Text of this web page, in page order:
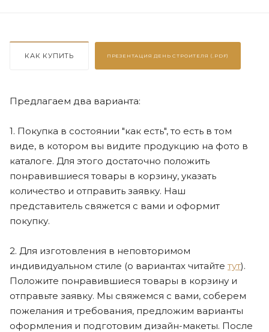
КАК КУПИТЬ ПРЕЗЕНТАЦИЯ ДЕНЬ СТРОИТЕЛЯ (.PDF)
Предлагаем два варианта:
1. Покупка в состоянии "как есть", то есть в том
виде, в котором вы видите продукцию на фото в
каталоге. Для этого достаточно положить
понравившиеся товары в корзину, указать
количество и отправить заявку. Наш
представитель свяжется с вами и оформит
покупку.
2. Для изготовления в неповторимом
индивидуальном стиле (о вариантах читайте тут).
Положите понравившиеся товары в корзину и
отправьте заявку. Мы свяжемся с вами, соберем
пожелания и требования, предложим варианты
оформления и подготовим дизайн-макеты. После